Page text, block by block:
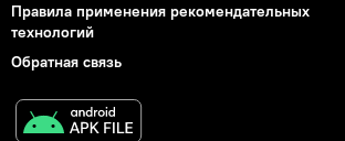
Правила применения рекомендательных
технологий
Обратная связь